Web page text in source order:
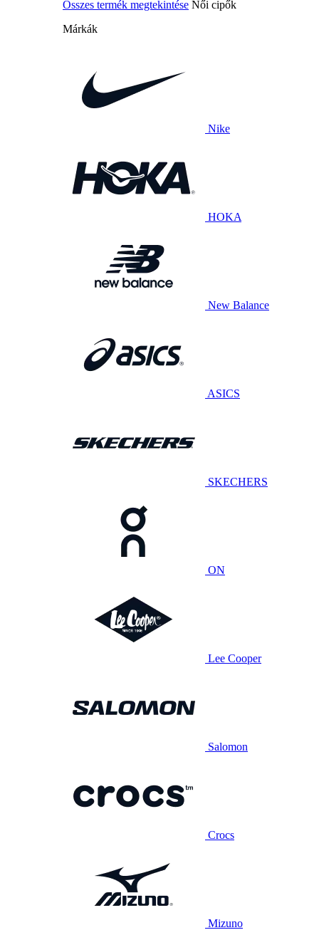
Összes termék megtekintése Női cipők
Márkák
Nike
HOKA
New Balance
ASICS
SKECHERS
ON
Lee Cooper
Salomon
Crocs
Mizuno